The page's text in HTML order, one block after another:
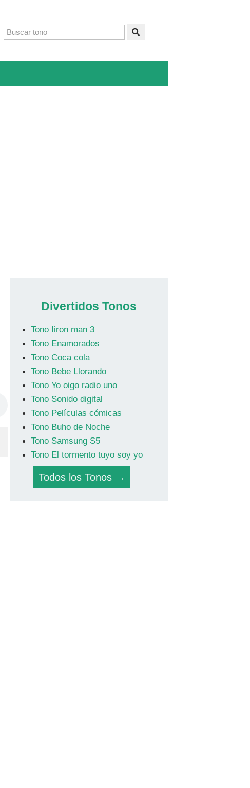
Divertidos Tonos
Tono Iiron man 3
Tono Enamorados
Tono Coca cola
Tono Bebe Llorando
Tono Yo oigo radio uno
Tono Sonido digital
Tono Películas cómicas
Tono Buho de Noche
Tono Samsung S5
Tono El tormento tuyo soy yo
Todos los Tonos →